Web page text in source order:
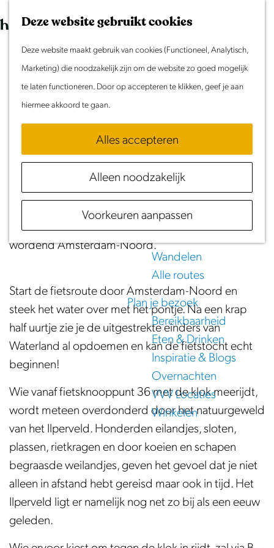
Deze website gebruikt cookies
Deze website maakt gebruik van cookies (Functioneel, Analytisch,
Marketing) die noodzakelijk zijn om de website zo goed mogelijk
te laten functioneren. Door op accepteren te klikken, geef je aan
hiermee akkoord te gaan.
Alles accepteren
Alleen noodzakelijk
Voorkeuren aanpassen
G
a
K
a
r
t
Z
e
k
e
n
e
n
u
Dit weekend
Doen & Beleven
Zomer in Laag Holland
Samen eropuit
Rust & Stilte
Activiteiten
Routes
Fietsen
Wandelen
Alle routes
Plan je bezoek
Bereikbaarheid
Eten & Drinken
Inspiratie & Blogs
Overnachten
VVV Locaties
Winkelen
Waterroute
(45 km)
Wie vanuit Amsterdam komt, zal versteld staan hoe
plotseling stad hier plaatsmaakt voor natuur. Maak
een plezierig tochtje met de pont en fiets door de
natuur van Amsterdam in een steeds hipper
wordend Amsterdam-Noord.
Start de fietsroute door Amsterdam-Noord en
steek het water over met het pontje. Na een krap
half uurtje zie je de uitgestrekte einders van
Waterland al opdoemen en kan de fietstocht echt
beginnen!
Wie vanaf fietsknooppunt 36 met de klok meerijdt,
wordt meteen overdonderd door het natuurgeweld
van het Ilperveld. Honderden eilandjes, sloten,
plassen, rietkragen en door koeien en schapen
begraasde weilandjes, geven het gevoel dat je niet
alleen in afstand hebt gereisd maar ook in tijd. Het
Ilperveld ligt er namelijk nog net zo bij als een eeuw
geleden.